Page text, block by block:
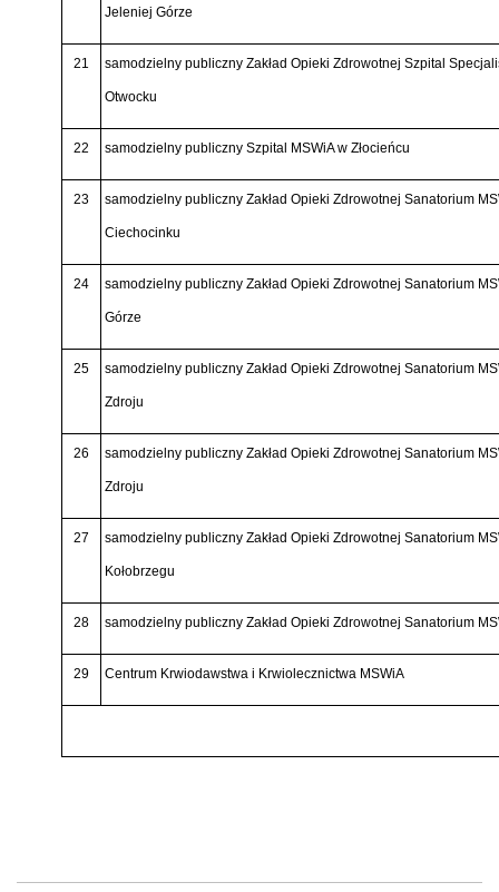
Jeleniej Górze
21 samodzielny publiczny Zakład Opieki Zdrowotnej Szpital
Otwocku
22 samodzielny publiczny Szpital MSWiA w Złocieńcu
23 samodzielny publiczny Zakład Opieki Zdrowotnej Sanatorium
Ciechocinku
24 samodzielny publiczny Zakład Opieki Zdrowotnej Sanatorium
Górze
25 samodzielny publiczny Zakład Opieki Zdrowotnej Sanatorium
Zdroju
26 samodzielny publiczny Zakład Opieki Zdrowotnej Sanatorium
Zdroju
27 samodzielny publiczny Zakład Opieki Zdrowotnej Sanatorium
Kołobrzegu
28 samodzielny publiczny Zakład Opieki Zdrowotnej Sanatorium
29 Centrum Krwiodawstwa i Krwiolecznictwa MSWiA